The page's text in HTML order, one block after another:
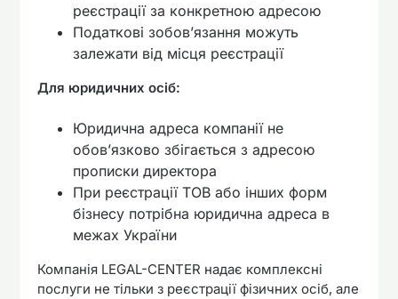
реєстрації за конкретною адресою
Податкові зобов’язання можуть
залежати від місця реєстрації
Для юридичних осіб:
Юридична адреса компанії не
обов’язково збігається з адресою
прописки директора
При реєстрації ТОВ або інших форм
бізнесу потрібна юридична адреса в
межах України
Компанія LEGAL-CENTER надає комплексні
послуги не тільки з реєстрації фізичних осіб, але